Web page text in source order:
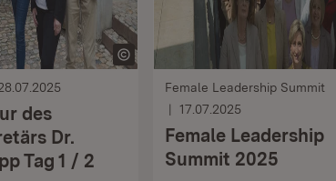
des
Dr.
Tag 1 / 2
Female Leadership Summit
17.07.2025
Female Leadership
Summit 2025